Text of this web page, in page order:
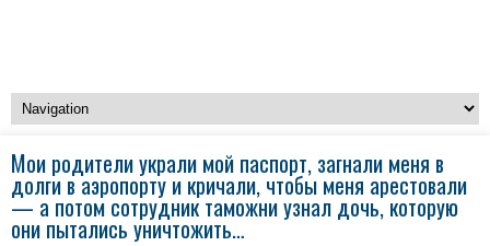
Мои родители украли мой паспорт, загнали меня в
долги в аэропорту и кричали, чтобы меня арестовали
— а потом сотрудник таможни узнал дочь, которую
они пытались уничтожить…